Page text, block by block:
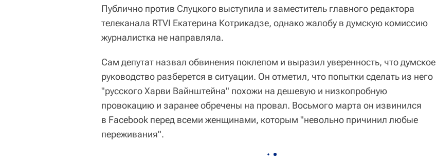
Публично против Слуцкого выступила и заместитель главного редактора
телеканала RTVI Екатерина Котрикадзе, однако жалобу в думскую комиссию
журналистка не направляла.
Сам депутат назвал обвинения поклепом и выразил уверенность, что думское
руководство разберется в ситуации. Он отметил, что попытки сделать из него
"русского Харви Вайнштейна" похожи на дешевую и низкопробную
провокацию и заранее обречены на провал. Восьмого марта он извинился
в Facebook перед всеми женщинами, которым "невольно причинил любые
переживания".